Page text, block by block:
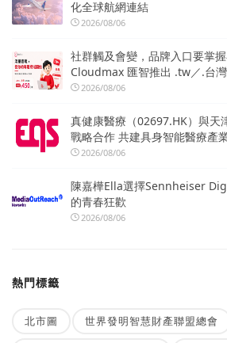
化全球航網連結
2026/08/06
社群觸及會變，品牌入口要掌握
Cloudmax 匯智推出 .tw／.台
2026/08/06
真健康醫療（02697.HK）與天
戰略合作 共建具身智能醫療產
2026/08/06
陳嘉樺Ella選擇Sennheiser
的青春狂歡
2026/08/06
熱門標籤
北市圖 世界發明智慧財產聯盟總會